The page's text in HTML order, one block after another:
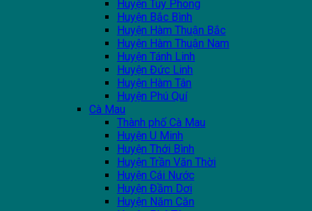
Huyện Tuy Phong
Huyện Bắc Bình
Huyện Hàm Thuận Bắc
Huyện Hàm Thuận Nam
Huyện Tánh Linh
Huyện Đức Linh
Huyện Hàm Tân
Huyện Phú Quí
Cà Mau
Thành phố Cà Mau
Huyện U Minh
Huyện Thới Bình
Huyện Trần Văn Thời
Huyện Cái Nước
Huyện Đầm Dơi
Huyện Năm Căn